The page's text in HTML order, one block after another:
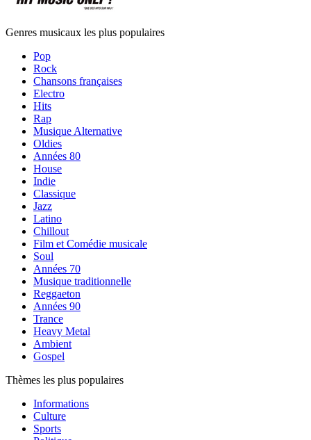
Genres musicaux les plus populaires
Pop
Rock
Chansons françaises
Electro
Hits
Rap
Musique Alternative
Oldies
Années 80
House
Indie
Classique
Jazz
Latino
Chillout
Film et Comédie musicale
Soul
Années 70
Musique traditionnelle
Reggaeton
Années 90
Trance
Heavy Metal
Ambient
Gospel
Thèmes les plus populaires
Informations
Culture
Sports